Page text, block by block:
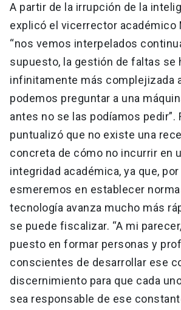
A partir de la irrupción de la
explicó el vicerrector académico
“nos vemos interpelados
supuesto, la gestión de faltas se
infinitamente más complejizada
podemos preguntar a una
antes no se las podíamos pedir”.
puntualizó que no existe una
concreta de cómo no incurrir en
integridad académica, ya que,
esmeremos en establecer
tecnología avanza mucho más
se puede fiscalizar. “A mi
puesto en formar personas y
conscientes de desarrollar ese
discernimiento para que cada
sea responsable de ese